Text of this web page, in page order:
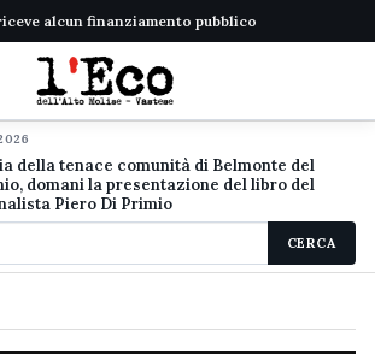
alcun finanziamento pubblico
della tenace comunità di Belmonte del
domani la presentazione del libro del
Piero Di Primio
CERCA